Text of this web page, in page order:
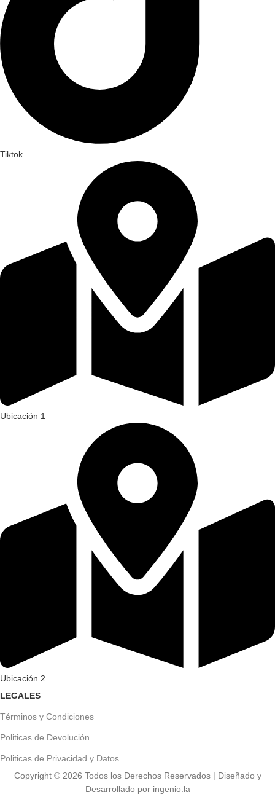
Tiktok
Ubicación 1
Ubicación 2
LEGALES
Términos y Condiciones
Politicas de Devolución
Politicas de Privacidad y Datos
Copyright © 2026 Todos los Derechos Reservados | Diseñado y
Desarrollado por ingenio.la